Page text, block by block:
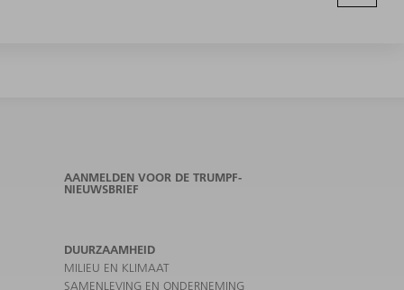
AANMELDEN VOOR DE TRUMPF-
NIEUWSBRIEF
DUURZAAMHEID
MILIEU EN KLIMAAT
SAMENLEVING EN ONDERNEMING